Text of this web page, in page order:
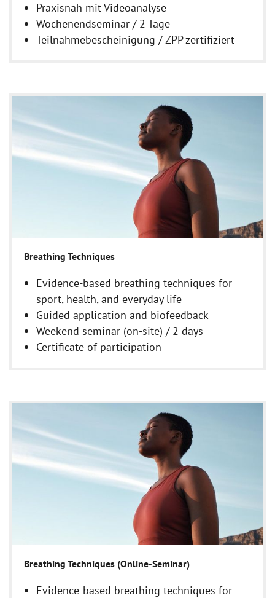
Praxisnah mit Videoanalyse
Wochenendseminar / 2 Tage
Teilnahmebescheinigung / ZPP zertifiziert
Breathing Techniques
Evidence-based breathing techniques for
sport, health, and everyday life
Guided application and biofeedback
Weekend seminar (on-site) / 2 days
Certificate of participation
Breathing Techniques (Online-Seminar)
Evidence-based breathing techniques for